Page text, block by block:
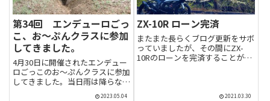
第34回 エンデューロごっ
こ、お～ぷんクラスに参加
してきました。
4月30日に開催されたエンデュー
ロごっこのお～ぷんクラスに参加
してきました。当日雨は降らなか
2023.05.04
ZX-10R ローン完済
またまた長らくブログ更新をサボ
っていましたが、その間にZX-
10Rのローンを完済することがで
なくローン完済できてよかったで
2021.03.30